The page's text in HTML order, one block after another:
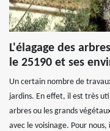
L'élagage des
le 25190 et ses
Un certain nombre de
jardins. En effet, il est très
arbres ou les grands
avec le voisinage. Pour